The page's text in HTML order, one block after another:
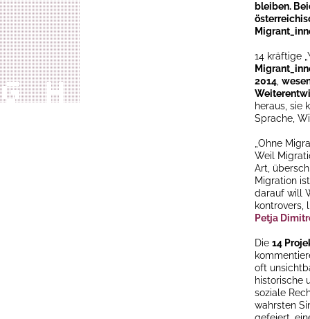
bleiben.
14 kräftige
2014
heraus, sie
Sprache,
„Ohne
Weil
Art,
Migration
darauf will
kontrovers,
Petja
Die 14
oft
historische
soziale
wahrsten